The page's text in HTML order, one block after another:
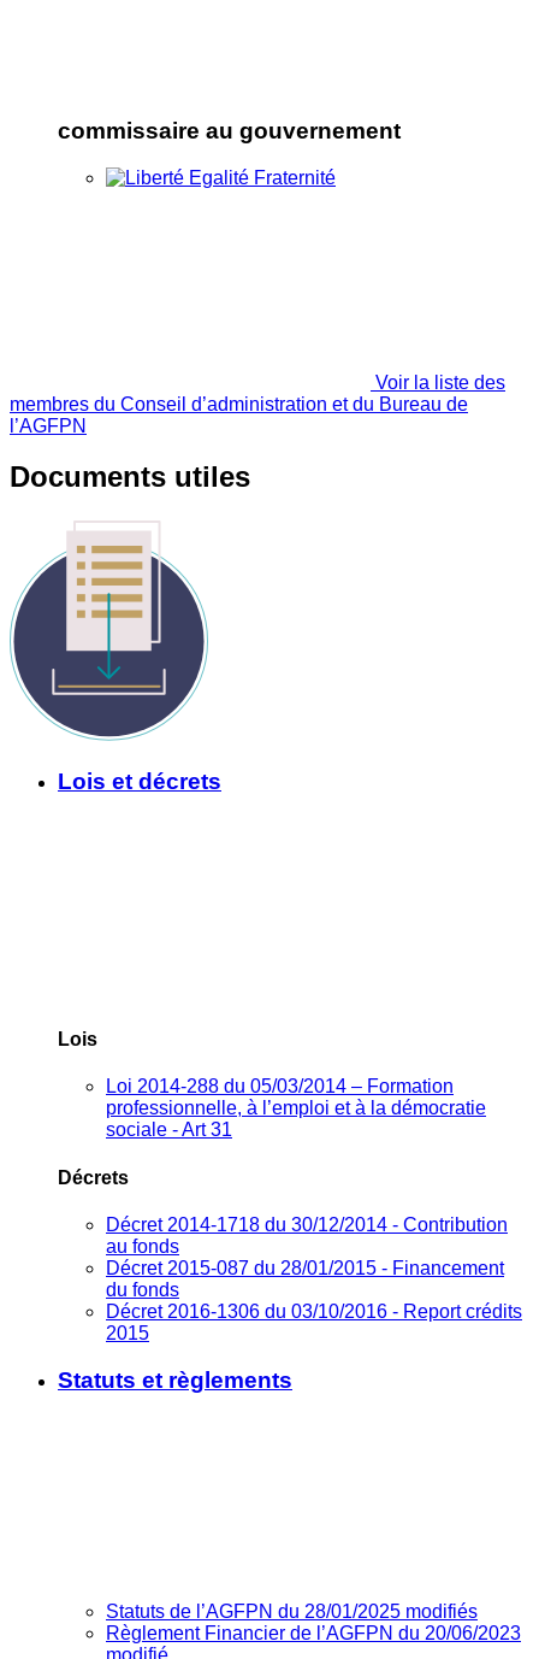
commissaire au gouvernement
Voir la liste des
membres du Conseil d’administration et du Bureau de
l’AGFPN
Documents utiles
Lois et décrets
Lois
Loi 2014-288 du 05/03/2014 – Formation
professionnelle, à l’emploi et à la démocratie
sociale - Art 31
Décrets
Décret 2014-1718 du 30/12/2014 - Contribution
au fonds
Décret 2015-087 du 28/01/2015 - Financement
du fonds
Décret 2016-1306 du 03/10/2016 - Report crédits
2015
Statuts et règlements
Statuts de l’AGFPN du 28/01/2025 modifiés
Règlement Financier de l’AGFPN du 20/06/2023